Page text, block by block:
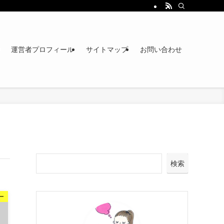
運営者プロフィール サイトマップ お問い合わせ
検索